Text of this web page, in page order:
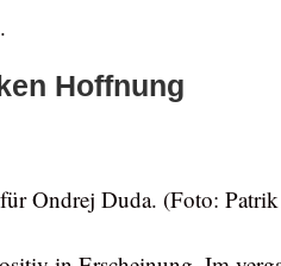
Hoffnung
Ondrej Duda. (Foto: